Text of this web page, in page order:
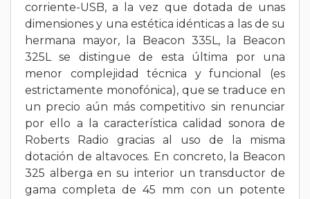
corriente-USB, a la vez que dotada de unas
dimensiones y una estética idénticas a las de su
hermana mayor, la Beacon 335L, la Beacon
325L se distingue de esta última por una
menor complejidad técnica y funcional (es
estrictamente monofónica), que se traduce en
un precio aún más competitivo sin renunciar
por ello a la característica calidad sonora de
Roberts Radio gracias al uso de la misma
dotación de altavoces. En concreto, la Beacon
325 alberga en su interior un transductor de
gama completa de 45 mm con un potente